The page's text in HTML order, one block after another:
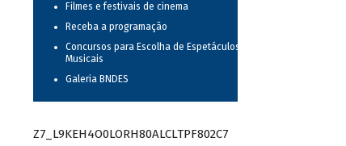
Filmes e festivais de cinema
Receba a programação
Concursos para Escolha de Espetáculos
Musicais
Galeria BNDES
Z7_L9KEH4O0LORH80ALCLTPF802C7